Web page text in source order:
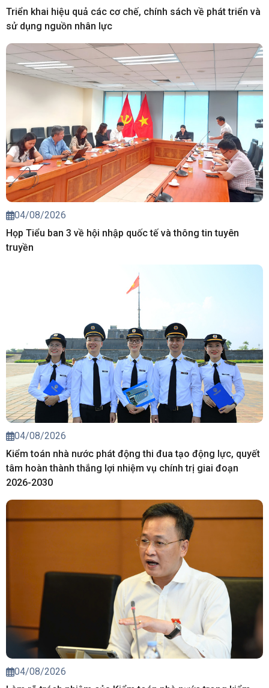
Triển khai hiệu quả các cơ chế, chính sách về phát triển và
sử dụng nguồn nhân lực
04/08/2026
Họp Tiểu ban 3 về hội nhập quốc tế và thông tin tuyên
truyền
04/08/2026
Kiểm toán nhà nước phát động thi đua tạo động lực, quyết
tâm hoàn thành thắng lợi nhiệm vụ chính trị giai đoạn
2026-2030
04/08/2026